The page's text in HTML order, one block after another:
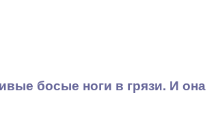
босые ноги в грязи. И она